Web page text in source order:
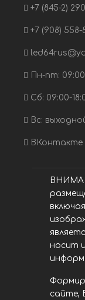
+7 (845-2)
+7 (908) 558-
Пн-пт:
Сб: 09:00-
Вс:
ВКонтакте
носит
сайте,